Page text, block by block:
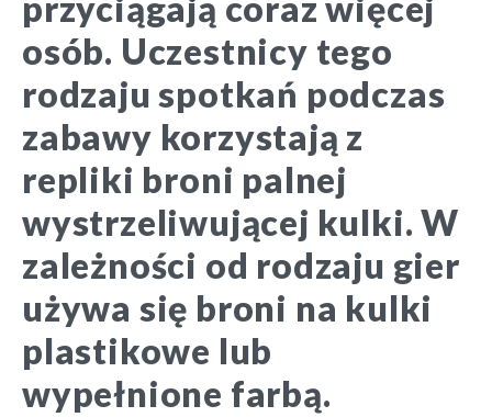
osób. Uczestnicy tego
rodzaju spotkań podczas
zabawy korzystają z
repliki broni palnej
wystrzeliwującej kulki. W
zależności od rodzaju gier
używa się broni na kulki
plastikowe lub
wypełnione farbą.